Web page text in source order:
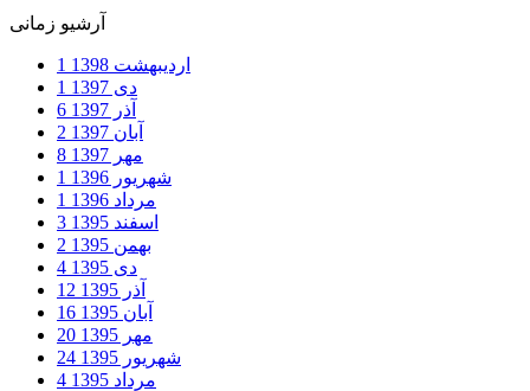
آرشیو زمانی
اردیبهشت 1398
1
دی 1397
1
آذر 1397
6
آبان 1397
2
مهر 1397
8
شهریور 1396
1
مرداد 1396
1
اسفند 1395
3
بهمن 1395
2
دی 1395
4
آذر 1395
12
آبان 1395
16
مهر 1395
20
شهریور 1395
24
مرداد 1395
4